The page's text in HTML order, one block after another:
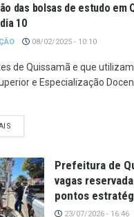
das bolsas de estudo em
10
08/02/2025 - 10:10
de Quissamã e que
e Especialização
Prefeitura de
vagas
pontos
23/07/2026 - 16:46